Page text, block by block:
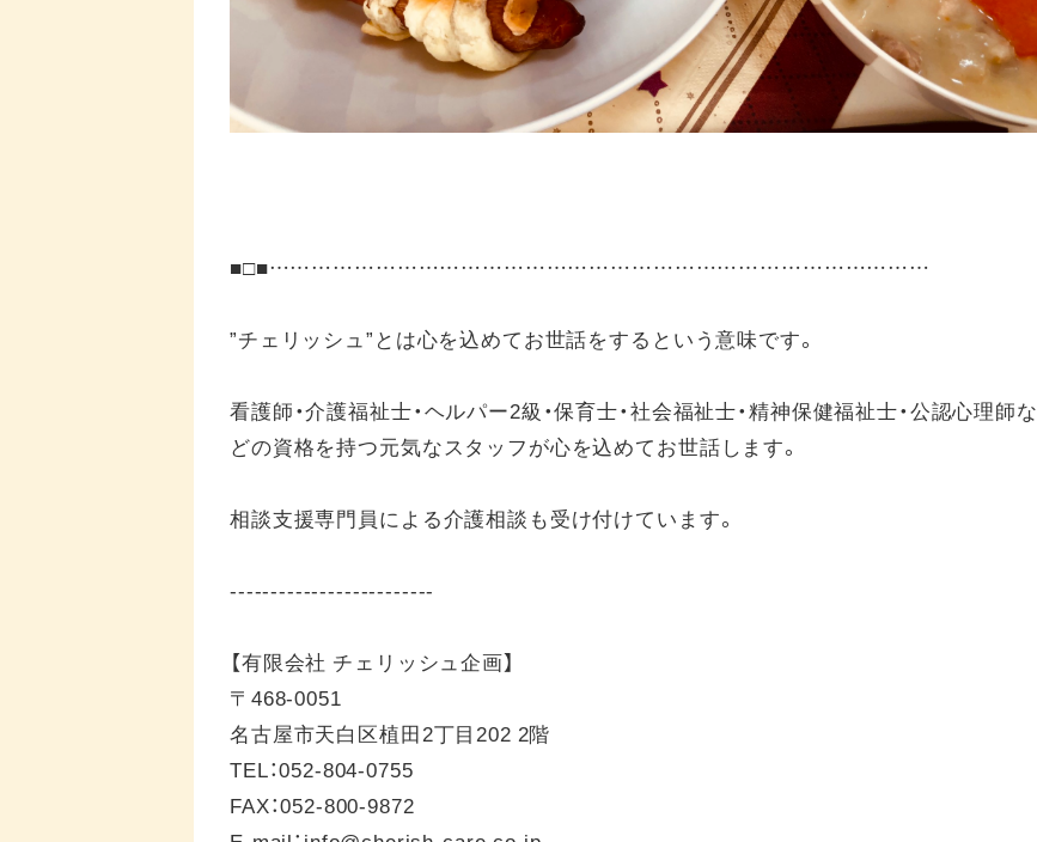
■□■…………………………………………………………………………………
”チェリッシュ”とは心を込めてお世話をするという意味です。
看護師・介護福祉士・ヘルパー2級・保育士・社会福祉士・精神保健福祉士・公認心理師な
どの資格を持つ元気なスタッフが心を込めてお世話します。
相談支援専門員による介護相談も受け付けています。
-------------------------
【有限会社 チェリッシュ企画】
〒468-0051
名古屋市天白区植田2丁目202 2階
TEL：052-804-0755
FAX：052-800-9872